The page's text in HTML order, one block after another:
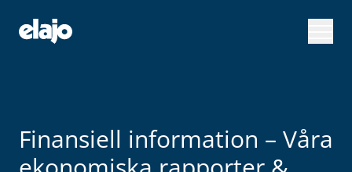
huvudinnehållet
Finansiell information – Våra